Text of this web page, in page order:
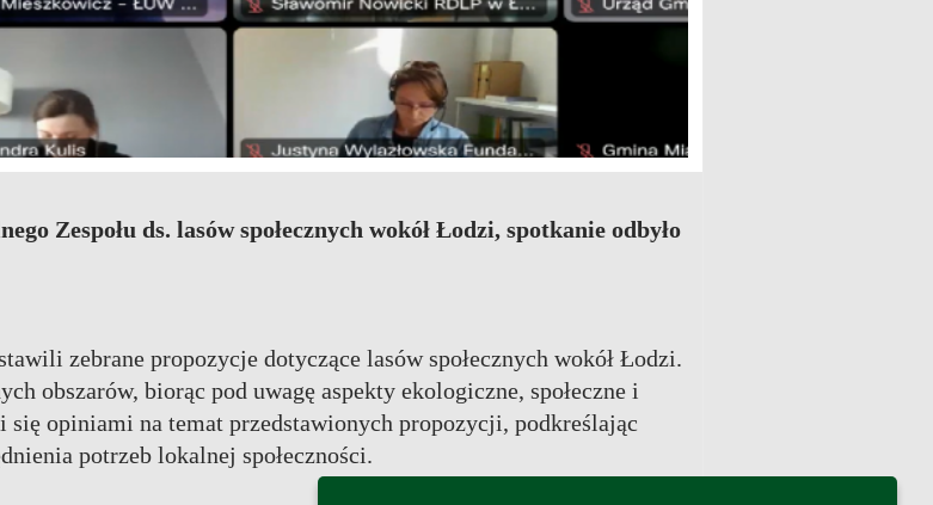
Zespołu ds. lasów społecznych wokół Łodzi, spotkanie odbyło
zebrane propozycje dotyczące lasów społecznych wokół Łodzi.
obszarów, biorąc pod uwagę aspekty ekologiczne, społeczne i
opiniami na temat przedstawionych propozycji, podkreślając
potrzeb lokalnej społeczności.